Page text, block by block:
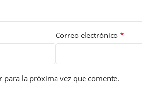
Correo electrónico *
la próxima vez que comente.